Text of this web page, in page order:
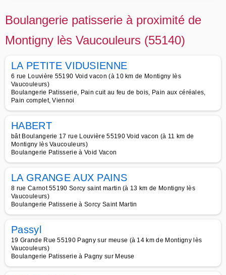
Boulangerie patisserie à proximité de
Montigny lès Vaucouleurs (55140)
LA PETITE VIDUSIENNE
6 rue Louvière 55190 Void vacon (à 10 km de Montigny lès
Vaucouleurs)
Boulangerie Patisserie, Pain cuit au feu de bois, Pain aux céréales,
Pain complet, Viennoi
HABERT
bât Boulangerie 17 rue Louvière 55190 Void vacon (à 11 km de
Montigny lès Vaucouleurs)
Boulangerie Patisserie à Void Vacon
LA GRANGE AUX PAINS
8 rue Carnot 55190 Sorcy saint martin (à 13 km de Montigny lès
Vaucouleurs)
Boulangerie Patisserie à Sorcy Saint Martin
Passyl
19 Grande Rue 55190 Pagny sur meuse (à 14 km de Montigny lès
Vaucouleurs)
Boulangerie Patisserie à Pagny sur Meuse